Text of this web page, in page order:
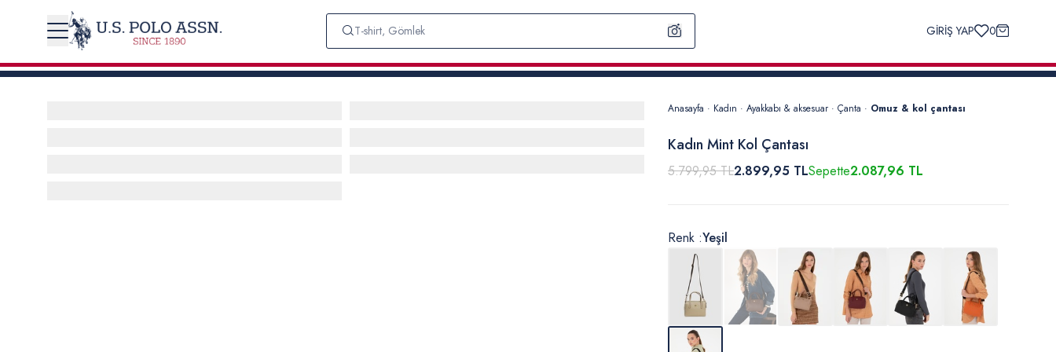
GİRİŞ YAP 0
Anasayfa · Kadın · Ayakkabı & aksesuar · Çanta · Omuz & kol çantası
Kadın Mint Kol Çantası
5.799,95 TL2.899,95 TLSepette2.087,96 TL
Renk :Yeşil